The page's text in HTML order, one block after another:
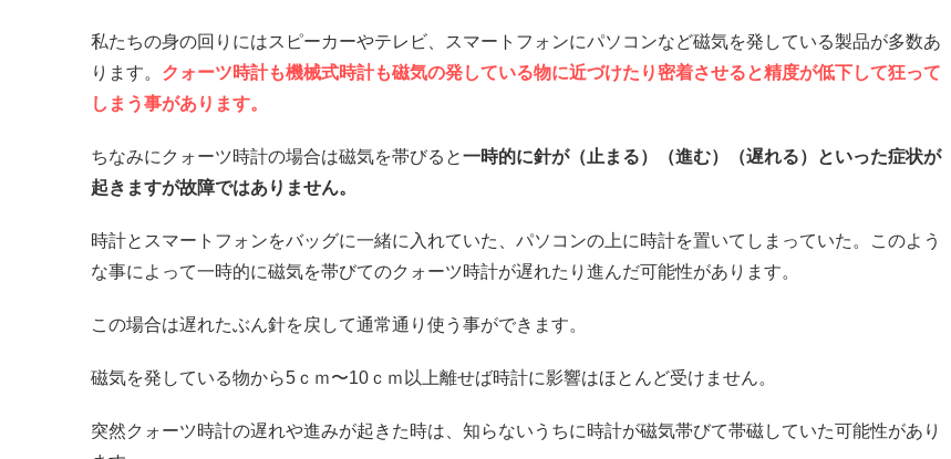
私たちの身の回りにはスピーカーやテレビ、スマートフォンにパソコンなど磁気を発している製品が多数あ
ります。 クォーツ時計も機械式時計も磁気の発している物に近づけたり密着させると精度が低下して狂って
しまう事があります。
ちなみにクォーツ時計の場合は磁気を帯びると一時的に針が（止まる）（進む）（遅れる）といった症状が
起きますが故障ではありません。
時計とスマートフォンをバッグに一緒に入れていた、パソコンの上に時計を置いてしまっていた。このよう
な事によって一時的に磁気を帯びてのクォーツ時計が遅れたり進んだ可能性があります。
この場合は遅れたぶん針を戻して通常通り使う事ができます。
磁気を発している物から5ｃｍ〜10ｃｍ以上離せば時計に影響はほとんど受けません。
突然クォーツ時計の遅れや進みが起きた時は、知らないうちに時計が磁気帯びて帯磁していた可能性があり